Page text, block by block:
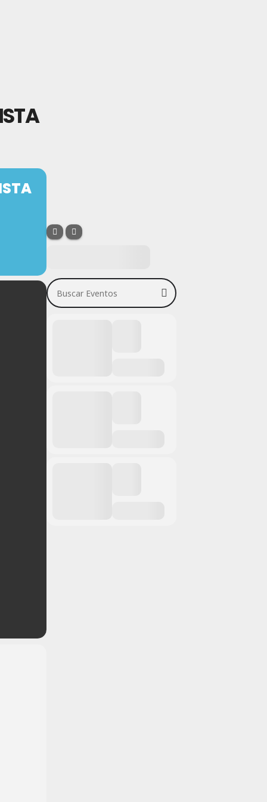
Buscar Eventos